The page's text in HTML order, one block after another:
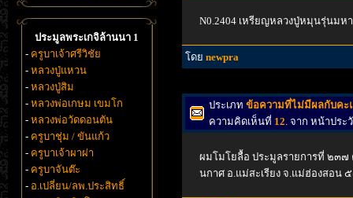
ประมูลพระเกจิล้านนา 1
- ครูบาเจ้าศรีวิชัย
- หลวงปู่แหวน
- หลวงปู่สิม
- หลวงพ่อเกษม เขมโก
- หลวงพ่อวัดดอนตัน
- ครูบาชุ่ม / ขันแก้ว
- ครูบาเจ้าผาผ่า
- ครูบาจันต๊ะ
- อ.เปลี่ยน/ลพ.ประสิทธิ์
N0.2404 เหรียญหลวงปู่หมุนรุ่นมห
โดย newpra
ประเภท ข้อความที่ไม่มีผลกับคะ
ความคิดเห็นที่ 12. จาก หน้าประ
ผมโมโยลื้อ ประมูลรายการที่ ๒๓๗
นกาศ อ.แม่สะเรียง จ.แม่ฮ่องสอน